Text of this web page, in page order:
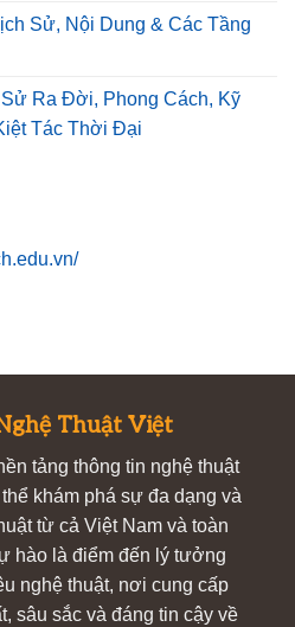
Sử, Nội Dung & Các Tầng
Ra Đời, Phong Cách, Kỹ
Tác Thời Đại
Thuật Việt
tảng thông tin nghệ thuật
khám phá sự đa dạng và
từ cả Việt Nam và toàn
hào là điểm đến lý tưởng
nghệ thuật, nơi cung cấp
sâu sắc và đáng tin cậy về